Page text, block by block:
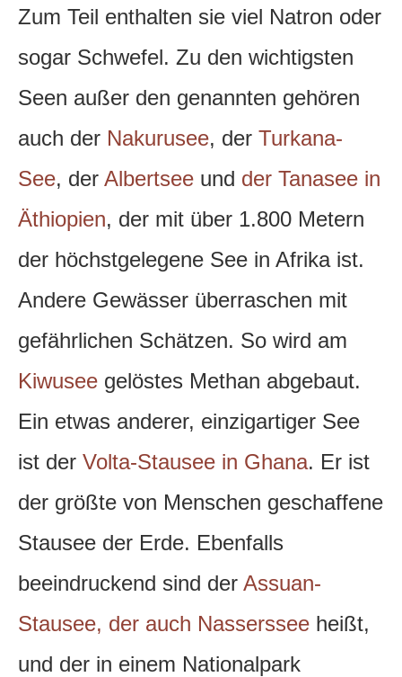
Zum Teil enthalten sie viel Natron oder
sogar Schwefel. Zu den wichtigsten
Seen außer den genannten gehören
auch der Nakurusee, der Turkana-
See, der Albertsee und der Tanasee in
Äthiopien, der mit über 1.800 Metern
der höchstgelegene See in Afrika ist.
Andere Gewässer überraschen mit
gefährlichen Schätzen. So wird am
Kiwusee gelöstes Methan abgebaut.
Ein etwas anderer, einzigartiger See
ist der Volta-Stausee in Ghana. Er ist
der größte von Menschen geschaffene
Stausee der Erde. Ebenfalls
beeindruckend sind der Assuan-
Stausee, der auch Nasserssee heißt,
und der in einem Nationalpark